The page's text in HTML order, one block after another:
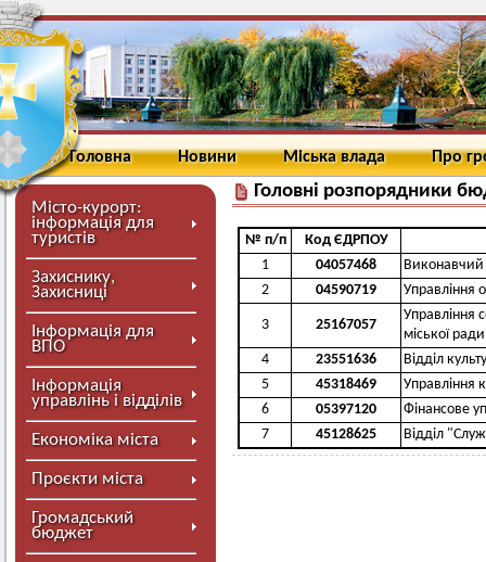
Головна Новини Міська влада Про
Місто-курорт:
інформація для
туристів
Захиснику,
Захисниці
Інформація для
ВПО
Інформація
управлінь і відділів
Економіка міста
Проєкти міста
Громадський
бюджет
Головні розпорядники
№ п/п
Код ЄДРПОУ
1
04057468
Виконавчий
2
04590719 Управління
3 25167057
Управління
міської ради
4
23551636
Відділ
5
45318469
Управління
6
05397120
Фінансове
7
45128625 Відділ